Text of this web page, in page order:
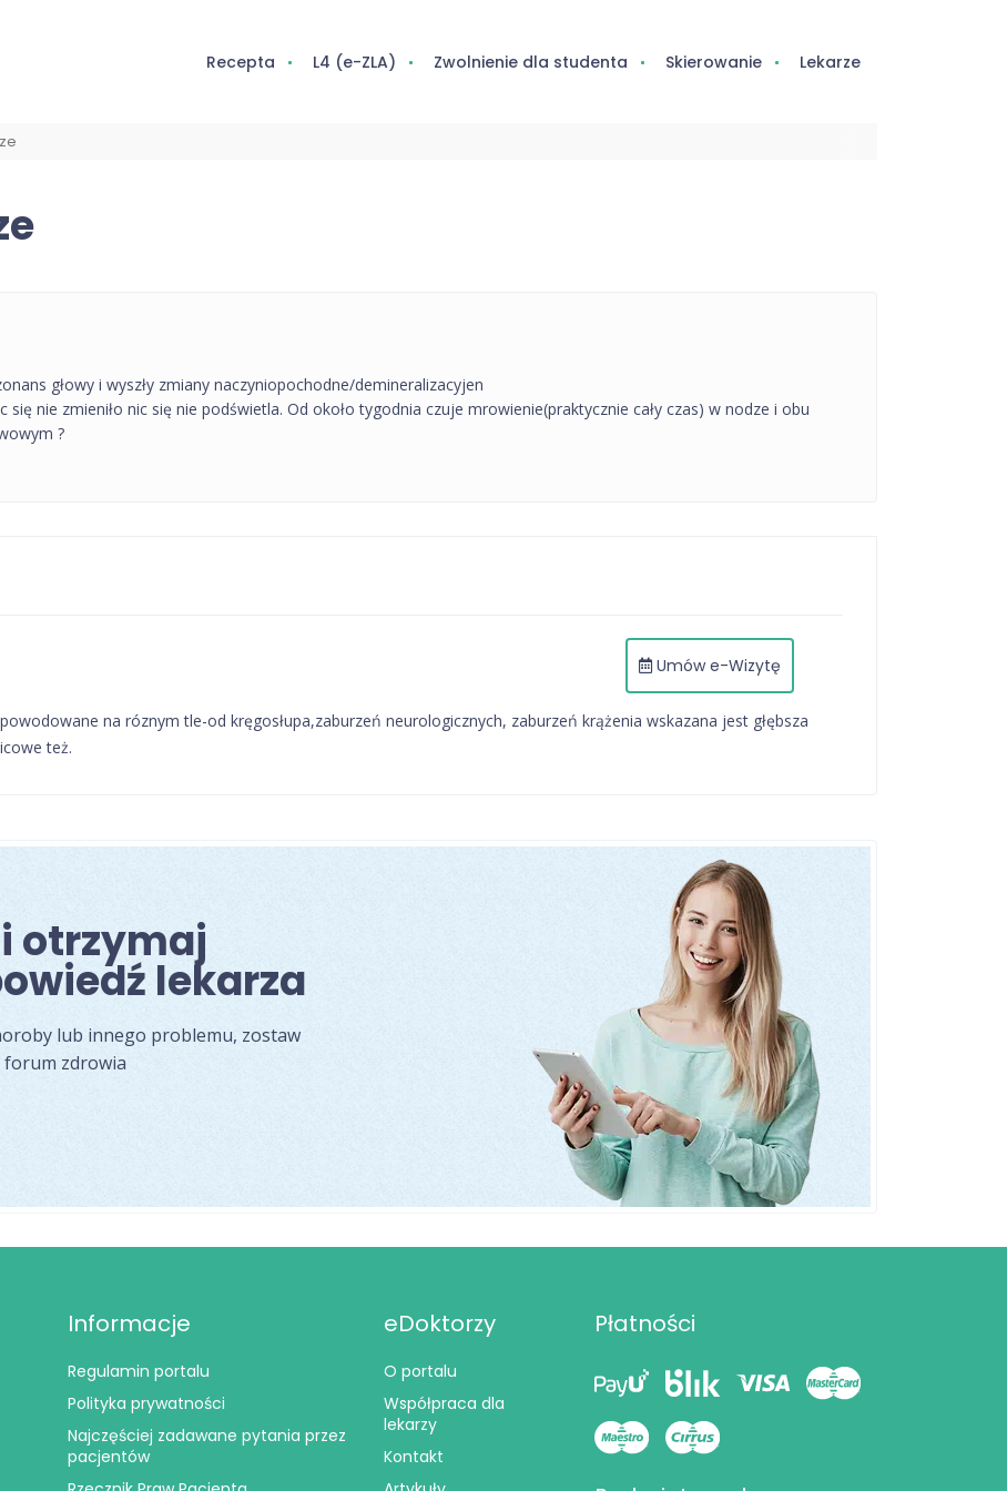
Recepta L4 (e-ZLA) Zwolnienie dla studenta Skierowanie Lekarze
głowy i wyszły zmiany naczyniopochodne/demineralizacyjen
nie zmieniło nic się nie podświetla. Od około tygodnia czuje mrowienie(praktycznie cały czas) w nodze i obu
?
Umów e-Wizytę
na róznym tle-od kręgosłupa,zaburzeń neurologicznych, zaburzeń krążenia wskazana jest głębsza
też.
otrzymaj
lekarza
lub innego problemu, zostaw
forum zdrowia
Informacje
Regulamin portalu
Polityka prywatności
Najczęściej zadawane pytania przez
pacjentów
eDoktorzy
O portalu
Współpraca dla
lekarzy
Kontakt
Płatności